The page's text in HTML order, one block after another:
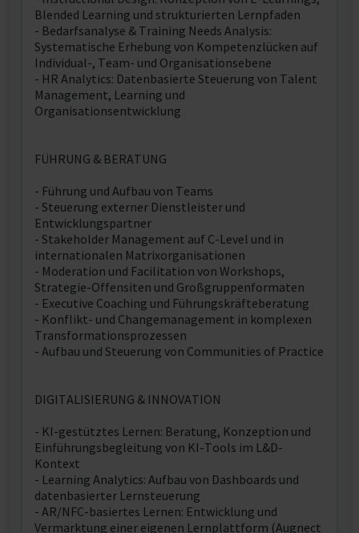
Blended Learning und strukturierten Lernpfaden
- Bedarfsanalyse & Training Needs Analysis:
Systematische Erhebung von Kompetenzlücken auf
Individual-, Team- und Organisationsebene
- HR Analytics: Datenbasierte Steuerung von Talent
Management, Learning und
Organisationsentwicklung
FÜHRUNG & BERATUNG
- Führung und Aufbau von Teams
- Steuerung externer Dienstleister und
Entwicklungspartner
- Stakeholder Management auf C-Level und in
internationalen Matrixorganisationen
- Moderation und Facilitation von Workshops,
Strategie-Offensiten und Großgruppenformaten
- Executive Coaching und Führungskräfteberatung
- Konflikt- und Changemanagement in komplexen
Transformationsprozessen
- Aufbau und Steuerung von Communities of Practice
DIGITALISIERUNG & INNOVATION
- KI-gestütztes Lernen: Beratung, Konzeption und
Einführungsbegleitung von KI-Tools im L&D-
Kontext
- Learning Analytics: Aufbau von Dashboards und
datenbasierter Lernsteuerung
- AR/NFC-basiertes Lernen: Entwicklung und
Vermarktung einer eigenen Lernplattform (Augnect